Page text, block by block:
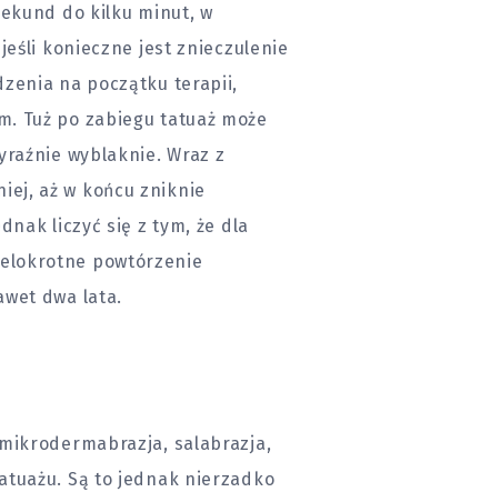
do kilku minut, w
konieczne jest znieczulenie
na początku terapii,
Tuż po zabiegu tatuaż może
wyblaknie. Wraz z
aż w końcu zniknie
liczyć się z tym, że dla
powtórzenie
dwa lata.
salabrazja,
Są to jednak nierzadko